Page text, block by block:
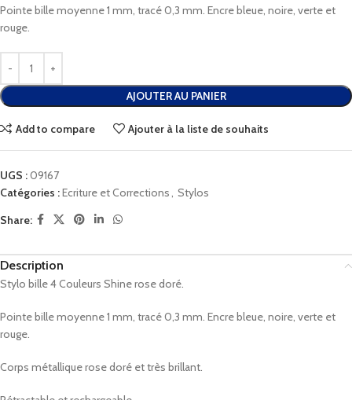
Pointe bille moyenne 1 mm, tracé 0,3 mm. Encre bleue, noire, verte et
rouge.
AJOUTER AU PANIER
Add to compare Ajouter à la liste de souhaits
UGS :09167
Catégories :Ecriture et Corrections, Stylos
Share:
Description
Stylo bille 4 Couleurs Shine rose doré.
Pointe bille moyenne 1 mm, tracé 0,3 mm. Encre bleue, noire, verte et
rouge.
Corps métallique rose doré et très brillant.